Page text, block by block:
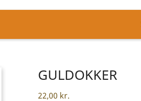
GULDOKKER
22,00 kr.